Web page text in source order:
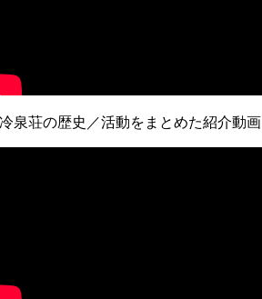
泉荘の歴史／活動をまとめた紹介動画